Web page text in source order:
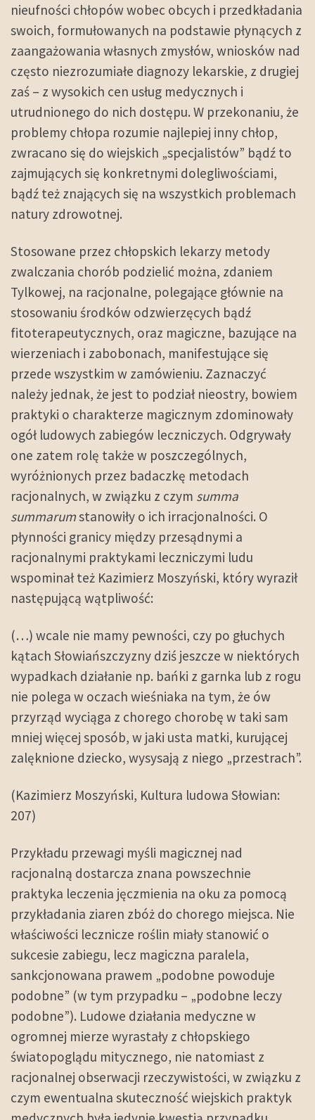
nieufności chłopów wobec obcych i przedkładania
swoich, formułowanych na podstawie płynących z
zaangażowania własnych zmysłów, wniosków nad
często niezrozumiałe diagnozy lekarskie, z drugiej
zaś – z wysokich cen usług medycznych i
utrudnionego do nich dostępu. W przekonaniu, że
problemy chłopa rozumie najlepiej inny chłop,
zwracano się do wiejskich „specjalistów” bądź to
zajmujących się konkretnymi dolegliwościami,
bądź też znających się na wszystkich problemach
natury zdrowotnej.
Stosowane przez chłopskich lekarzy metody
zwalczania chorób podzielić można, zdaniem
Tylkowej, na racjonalne, polegające głównie na
stosowaniu środków odzwierzęcych bądź
fitoterapeutycznych, oraz magiczne, bazujące na
wierzeniach i zabobonach, manifestujące się
przede wszystkim w zamówieniu. Zaznaczyć
należy jednak, że jest to podział nieostry, bowiem
praktyki o charakterze magicznym zdominowały
ogół ludowych zabiegów leczniczych. Odgrywały
one zatem rolę także w poszczególnych,
wyróżnionych przez badaczkę metodach
racjonalnych, w związku z czym summa
summarumstanowiły o ich irracjonalności. O
płynności granicy między przesądnymi a
racjonalnymi praktykami leczniczymi ludu
wspominał też Kazimierz Moszyński, który wyraził
następującą wątpliwość:
(…) wcale nie mamy pewności, czy po głuchych
kątach Słowiańszczyzny dziś jeszcze w niektórych
wypadkach działanie np. bańki z garnka lub z rogu
nie polega w oczach wieśniaka na tym, że ów
przyrząd wyciąga z chorego chorobę w taki sam
mniej więcej sposób, w jaki usta matki, kurującej
zalęknione dziecko, wysysają z niego „przestrach”.
(Kazimierz Moszyński, Kultura ludowa Słowian:
207)
Przykładu przewagi myśli magicznej nad
racjonalną dostarcza znana powszechnie
praktyka leczenia jęczmienia na oku za pomocą
przykładania ziaren zbóż do chorego miejsca. Nie
właściwości lecznicze roślin miały stanowić o
sukcesie zabiegu, lecz magiczna paralela,
sankcjonowana prawem „podobne powoduje
podobne” (w tym przypadku – „podobne leczy
podobne”). Ludowe działania medyczne w
ogromnej mierze wyrastały z chłopskiego
światopoglądu mitycznego, nie natomiast z
racjonalnej obserwacji rzeczywistości, w związku z
czym ewentualna skuteczność wiejskich praktyk